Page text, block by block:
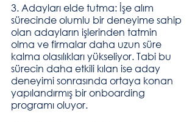
3. Adayları elde tutma: İşe alım
sürecinde olumlu bir deneyime sahip
olan adayların işlerinden tatmin
olma ve firmalar daha uzun süre
kalma olasılıkları yükseliyor. Tabi bu
sürecin daha etkili kılan ise aday
deneyimi sonrasında ortaya konan
yapılandırmış bir onboarding
programı oluyor.